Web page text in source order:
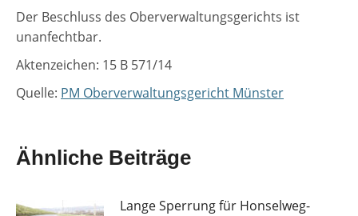
Der Beschluss des Oberverwaltungsgerichts ist
unanfechtbar.
Aktenzeichen: 15 B 571/14
Quelle: PM Oberverwaltungsgericht Münster
Ähnliche Beiträge
Lange Sperrung für Honselweg-